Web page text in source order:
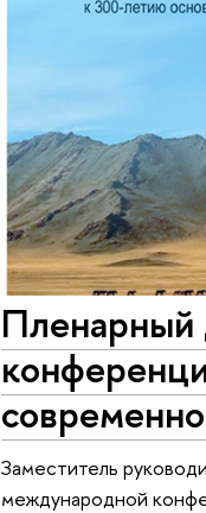
Пленарный
Заместитель
международной